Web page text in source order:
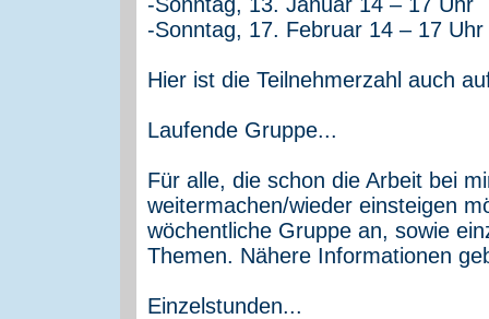
-Sonntag, 17. Februar 14 – 17 Uhr
Hier ist die Teilnehmerzahl auch
Laufende Gruppe...
Für alle, die schon die Arbeit bei
weitermachen/wieder einsteigen
wöchentliche Gruppe an, sowie
Themen. Nähere Informationen
Einzelstunden...